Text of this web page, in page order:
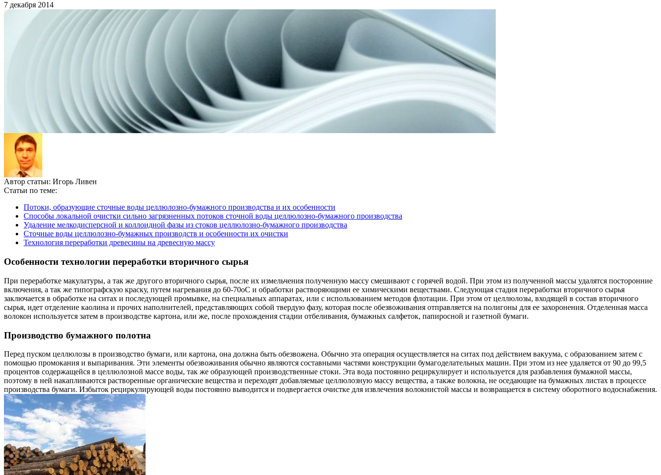
7 декабря 2014
Автор статьи: Игорь Ливен
Статьи по теме:
Потоки, образующие сточные воды целлюлозно-бумажного производства и их особенности
Способы локальной очистки сильно загрязненных потоков сточной воды целлюлозно-бумажного производства
Удаление мелкодисперсной и коллоидной фазы из стоков целлюлозно-бумажного производства
Сточные воды целлюлозно-бумажных производств и особенности их очистки
Технология переработки древесины на древесную массу
Особенности технологии переработки вторичного сырья
При переработке макулатуры, а так же другого вторичного сырья, после их измельчения полученную массу смешивают с горячей водой. При этом из полученной массы удалятся посторонние
включения, а так же типографскую краску, путем нагревания до 60-70оС и обработки растворяющими ее химическими веществами. Следующая стадия переработки вторичного сырья
заключается в обработке на ситах и последующей промывке, на специальных аппаратах, или с использованием методов флотации. При этом от целлюлозы, входящей в состав вторичного
сырья, идет отделение каолина и прочих наполнителей, представляющих собой твердую фазу, которая после обезвоживания отправляется на полигоны для ее захоронения. Отделенная масса
волокон используется затем в производстве картона, или же, после прохождения стадии отбеливания, бумажных салфеток, папиросной и газетной бумаги.
Производство бумажного полотна
Перед пуском целлюлозы в производство бумаги, или картона, она должна быть обезвожена. Обычно эта операция осуществляется на ситах под действием вакуума, с образованием затем с
помощью промокания и выпаривания. Эти элементы обезвоживания обычно являются составными частями конструкции бумагоделательных машин. При этом из нее удаляется от 90 до 99,5
процентов содержащейся в целлюлозной массе воды, так же образующей производственные стоки. Эта вода постоянно рециркулирует и используется для разбавления бумажной массы,
поэтому в ней накапливаются растворенные органические вещества и переходят добавляемые целлюлозную массу вещества, а также волокна, не оседающие на бумажных листах в процессе
производства бумаги. Избыток рециркулирующей воды постоянно выводится и подвергается очистке для извлечения волокнистой массы и возвращается в систему оборотного водоснабжения.